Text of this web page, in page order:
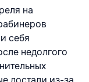
на
себя
недолгого